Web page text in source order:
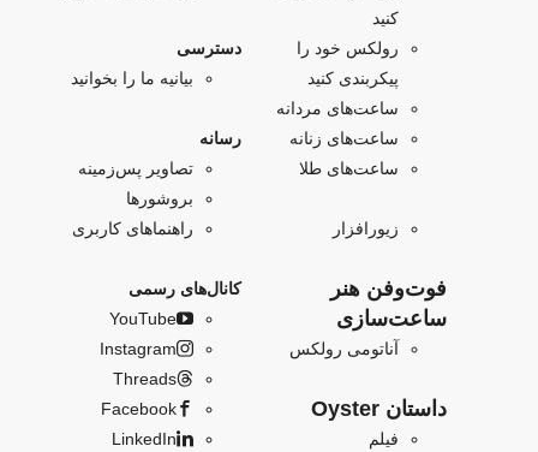
کنید
رولکس خود را
پیکربندی کنید
ساعت‌های مردانه
ساعت‌های زنانه
ساعت‌های طلا
زیورافزار
فو‌‌ت‌وفن هنر
ساعت‌سازی
آناتومی رولکس
داستان Oyster
فیلم
دسترسی
بیانیه ما را بخوانید
رسانه
تصاویر پس‌زمینه
بروشورها
راهنماهای کاربری
کانال‌های رسمی
YouTube
Instagram
Threads
Facebook
LinkedIn